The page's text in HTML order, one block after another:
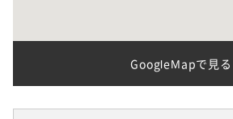
GoogleMapで見る